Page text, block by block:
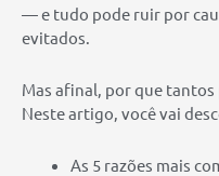
— e tudo pode ruir por
evitados.
Mas afinal, por que tantos
Neste artigo, você vai
As 5 razões mais